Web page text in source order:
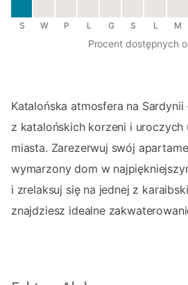
S W P L G S L M
Procent dostępnych
Katalońska atmosfera na
z katalońskich korzeni i uroczych
miasta. Zarezerwuj swój
wymarzony dom w
i zrelaksuj się na jednej z
znajdziesz idealne